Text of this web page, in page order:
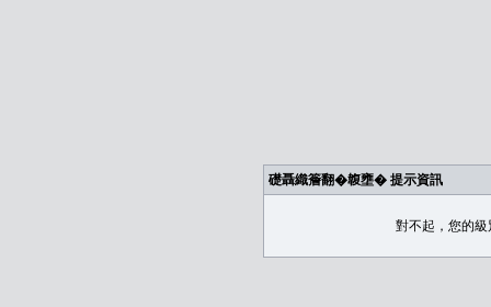
礎聶織簷翻�䪖壅� 提示資訊
對不起，您的